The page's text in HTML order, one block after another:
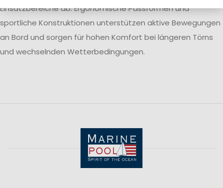
Einsatzbereiche ab. Ergonomische Passformen und
sportliche Konstruktionen unterstützen aktive Bewegungen
an Bord und sorgen für hohen Komfort bei längeren Törns
und wechselnden Wetterbedingungen.